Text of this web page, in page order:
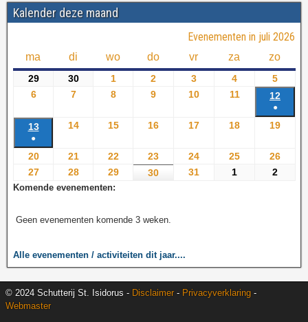
Kalender deze maand
Evenementen in juli 2026
ma di wo do vr za zo
29 30 1 2 3 4
5
6
7 8 9 10 11 12
●
13
●
14 15 16 17 18 19
20 21 22 23 24 25
26
27
28 29 30 31 1 2
Komende evenementen:
Geen evenementen komende 3 weken.
Alle evenementen / activiteiten dit jaar....
© 2024 Schutterij St. Isidorus - Disclaimer - Privacyverklaring -
Webmaster